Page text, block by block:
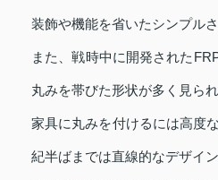
装飾や機能を省いたシンプルさ
また、戦時中に開発された
丸みを帯びた形状が多く見られ
家具に丸みを付けるには高度
紀半ばまでは直線的なデザイ